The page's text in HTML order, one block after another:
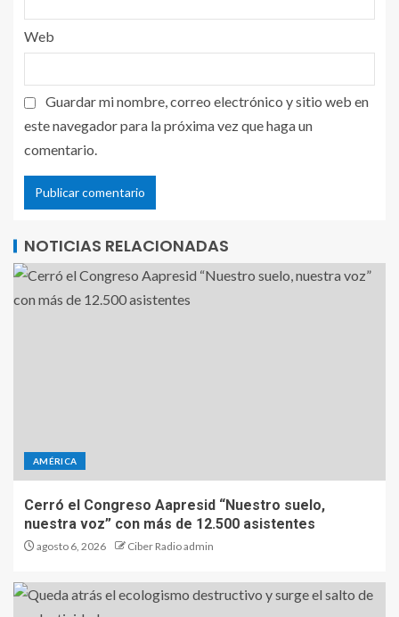
Web
Guardar mi nombre, correo electrónico y sitio web en
este navegador para la próxima vez que haga un
comentario.
NOTICIAS RELACIONADAS
AMÉRICA
Cerró el Congreso Aapresid “Nuestro suelo,
nuestra voz” con más de 12.500 asistentes
agosto 6, 2026 Ciber Radio admin